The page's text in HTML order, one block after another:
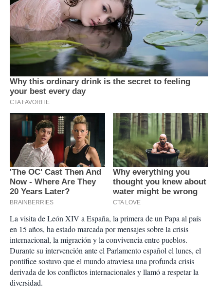
La visita de León XIV a España, la primera de un Papa al país
en 15 años, ha estado marcada por mensajes sobre la crisis
internacional, la migración y la convivencia entre pueblos.
Durante su intervención ante el Parlamento español el lunes, el
pontífice sostuvo que el mundo atraviesa una profunda crisis
derivada de los conflictos internacionales y llamó a respetar la
diversidad.